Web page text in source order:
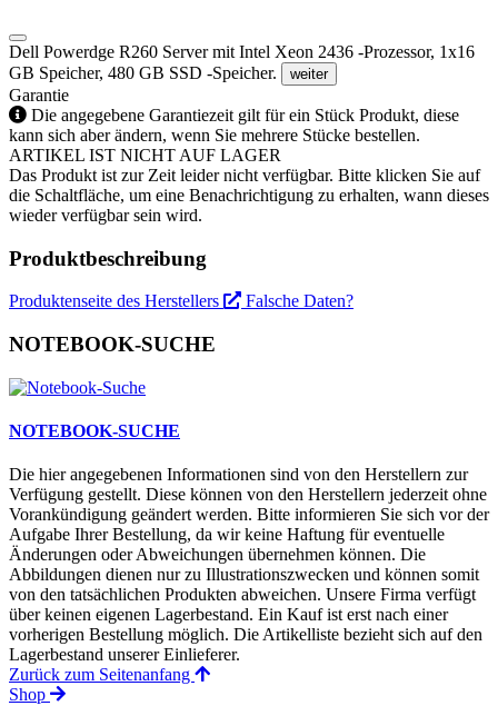
Dell Powerdge R260 Server mit Intel Xeon 2436 -Prozessor, 1x16
GB Speicher, 480 GB SSD -Speicher.
weiter
Garantie
Die angegebene Garantiezeit gilt für ein Stück Produkt, diese
kann sich aber ändern, wenn Sie mehrere Stücke bestellen.
ARTIKEL IST NICHT AUF LAGER
Das Produkt ist zur Zeit leider nicht verfügbar. Bitte klicken Sie auf
die Schaltfläche, um eine Benachrichtigung zu erhalten, wann dieses
wieder verfügbar sein wird.
Produktbeschreibung
Produktenseite des Herstellers Falsche Daten?
NOTEBOOK-SUCHE
NOTEBOOK-SUCHE
Die hier angegebenen Informationen sind von den Herstellern zur
Verfügung gestellt. Diese können von den Herstellern jederzeit ohne
Vorankündigung geändert werden. Bitte informieren Sie sich vor der
Aufgabe Ihrer Bestellung, da wir keine Haftung für eventuelle
Änderungen oder Abweichungen übernehmen können. Die
Abbildungen dienen nur zu Illustrationszwecken und können somit
von den tatsächlichen Produkten abweichen. Unsere Firma verfügt
über keinen eigenen Lagerbestand. Ein Kauf ist erst nach einer
vorherigen Bestellung möglich. Die Artikelliste bezieht sich auf den
Lagerbestand unserer Einlieferer.
Zurück zum Seitenanfang
Shop